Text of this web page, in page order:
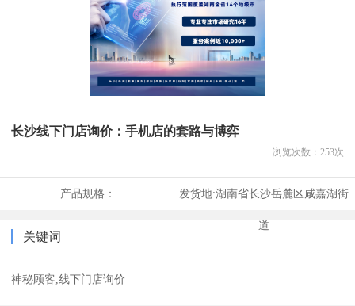
长沙线下门店询价：手机店的套路与博弈
浏览次数： 253次
产品规格： 发货地:湖南省长沙岳麓区咸嘉湖街
道
关键词
神秘顾客,线下门店询价